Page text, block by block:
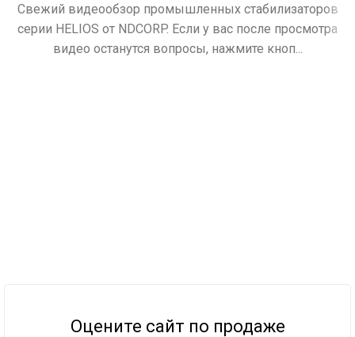
ВЕС, КГ 42 ВЕС, КГ
Свежий видеообзор промышленных стабилизаторов
серии HELIOS от NDCORP. Если у вас после просмотра
видео останутся вопросы, нажмите кноп...
Оцените сайт по продаже